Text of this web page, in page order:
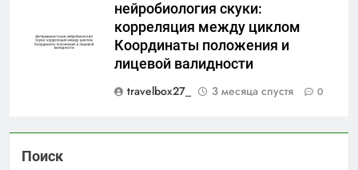
нейробиология скуки:
корреляция между циклом
Координаты положения и
лицевой валидности
travelbox27_
3 месяца спустя 0
Поиск